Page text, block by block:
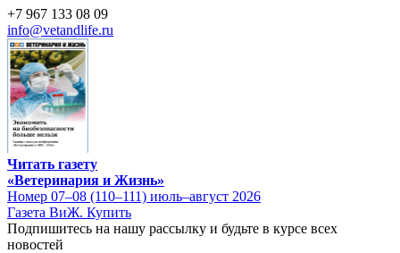
+7 967 133 08 09
info@vetandlife.ru
Читать газету
«Ветеринария и Жизнь»
Номер 07–08 (110–111) июль–август 2026
Газета ВиЖ. Купить
Подпишитесь на нашу рассылку и будьте в курсе всех
новостей